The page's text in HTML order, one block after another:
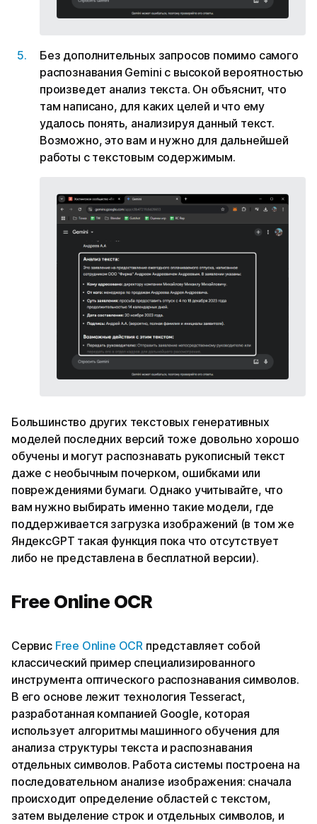
Без дополнительных запросов помимо самого
распознавания Gemini с высокой вероятностью
произведет анализ текста. Он объяснит, что
там написано, для каких целей и что ему
удалось понять, анализируя данный текст.
Возможно, это вам и нужно для дальнейшей
работы с текстовым содержимым.
Большинство других текстовых генеративных
моделей последних версий тоже довольно хорошо
обучены и могут распознавать рукописный текст
даже с необычным почерком, ошибками или
повреждениями бумаги. Однако учитывайте, что
вам нужно выбирать именно такие модели, где
поддерживается загрузка изображений (в том же
ЯндексGPT такая функция пока что отсутствует
либо не представлена в бесплатной версии).
Free Online OCR
Сервис Free Online OCR представляет собой
классический пример специализированного
инструмента оптического распознавания символов.
В его основе лежит технология Tesseract,
разработанная компанией Google, которая
использует алгоритмы машинного обучения для
анализа структуры текста и распознавания
отдельных символов. Работа системы построена на
последовательном анализе изображения: сначала
происходит определение областей с текстом,
затем выделение строк и отдельных символов, и